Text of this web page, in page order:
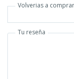
Volverias a
Tu reseña